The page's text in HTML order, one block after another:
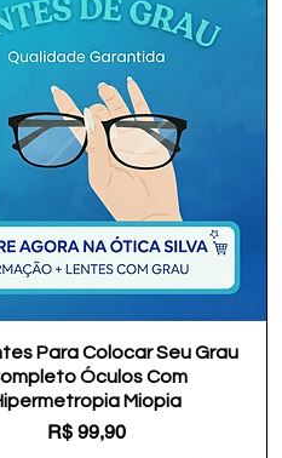
Visualização rápida
Para Colocar Seu Grau
Óculos Com
Miopia
Preço
R$ 99,90